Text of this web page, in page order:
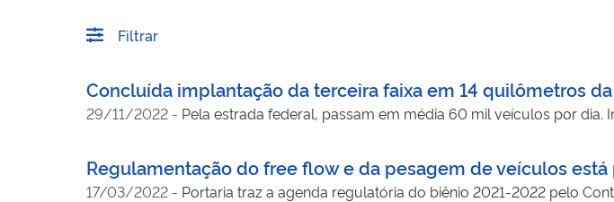
Filtrar
Concluída implantação da terceira faixa em 14 quilômetros
29/11/2022 - Pela estrada federal, passam em média 60 mil veículos por
Regulamentação do free flow e da pesagem de veículos
17/03/2022 - Portaria traz a agenda regulatória do biênio 2021-2022 pelo